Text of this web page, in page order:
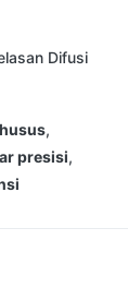
Difusi
,
presisi,